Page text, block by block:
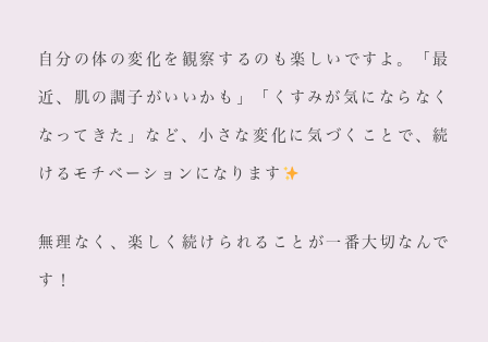
自分の体の変化を観察するのも楽しいですよ。「最
近、肌の調子がいいかも」「くすみが気にならなく
なってきた」など、小さな変化に気づくことで、続
けるモチベーションになります
無理なく、楽しく続けられることが一番大切なんで
す！